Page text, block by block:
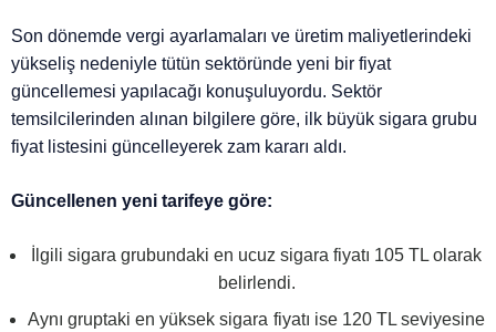
Son dönemde vergi ayarlamaları ve üretim maliyetlerindeki
yükseliş nedeniyle tütün sektöründe yeni bir fiyat
güncellemesi yapılacağı konuşuluyordu. Sektör
temsilcilerinden alınan bilgilere göre, ilk büyük sigara grubu
fiyat listesini güncelleyerek zam kararı aldı.
Güncellenen yeni tarifeye göre:
İlgili sigara grubundaki en ucuz sigara fiyatı 105 TL olarak
belirlendi.
Aynı gruptaki en yüksek sigara fiyatı ise 120 TL seviyesine